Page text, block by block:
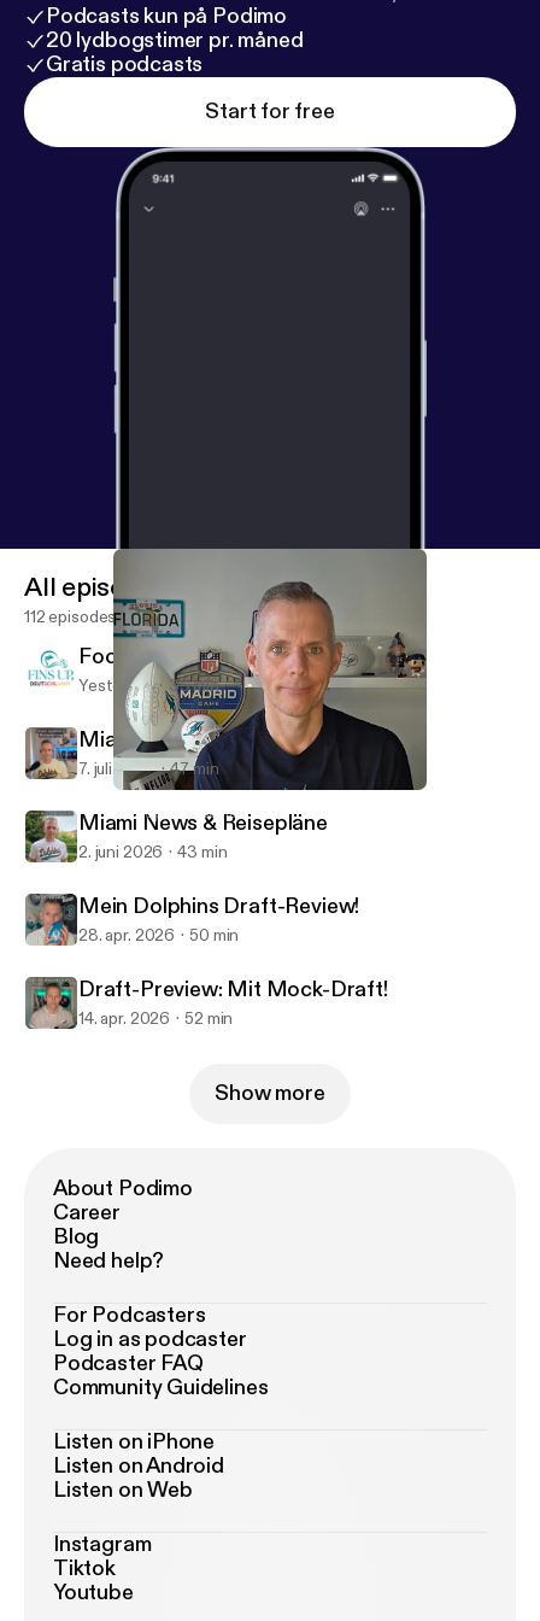
Podcasts kun på Podimo
20 lydbogstimer pr. måned
Gratis podcasts
Start for free
Fins Up, Deutschland!
All episodes
112 episodes
Football is back!
Yesterday 39 min
Miami Updates & Reiseplanung!
7. juli 2026 47 min
Miami News & Reisepläne
2. juni 2026 43 min
Mein Dolphins Draft-Review!
28. apr. 2026 50 min
Draft-Preview: Mit Mock-Draft!
14. apr. 2026 52 min
Show more
About Podimo
Career
Blog
Need help?
For Podcasters
Log in as podcaster
Podcaster FAQ
Community Guidelines
Listen on iPhone
Listen on Android
Listen on Web
Instagram
Tiktok
Youtube